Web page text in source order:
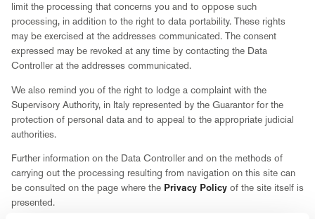
limit the processing that concerns you and to oppose such
processing, in addition to the right to data portability. These rights
may be exercised at the addresses communicated. The consent
expressed may be revoked at any time by contacting the Data
Controller at the addresses communicated.
We also remind you of the right to lodge a complaint with the
Supervisory Authority, in Italy represented by the Guarantor for the
protection of personal data and to appeal to the appropriate judicial
authorities.
Further information on the Data Controller and on the methods of
carrying out the processing resulting from navigation on this site can
be consulted on the page where the Privacy Policy of the site itself is
presented.